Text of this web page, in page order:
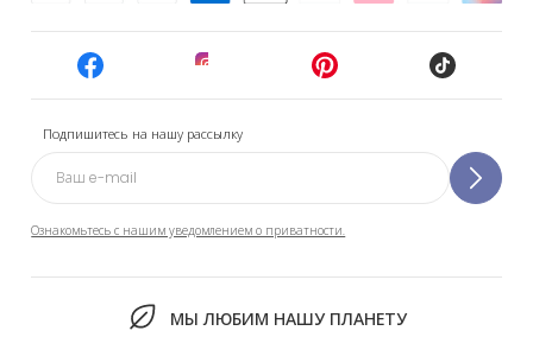
Подпишитесь на нашу рассылку
Ознакомьтесь с нашим уведомлением о приватности.
МЫ ЛЮБИМ НАШУ ПЛАНЕТУ